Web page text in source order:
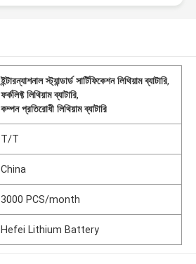
ইন্টারন্যাশনাল স্ট্যান্ডার্ড সার্টিফিকেশন লিথিয়াম ব্যাটারি,
ফর্কলিফ্ট লিথিয়াম ব্যাটারি,
কম্পন প্রতিরোধী লিথিয়াম ব্যাটারি
T/T
China
3000 PCS/month
Hefei Lithium Battery